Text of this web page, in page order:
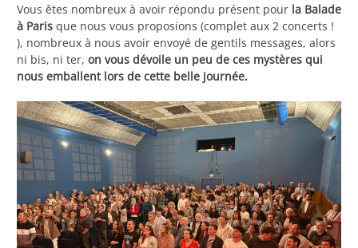
Vous êtes nombreux à avoir répondu présent pour la Balade
à Paris que nous vous proposions (complet aux 2 concerts !
), nombreux à nous avoir envoyé de gentils messages, alors
ni bis, ni ter, on vous dévoile un peu de ces mystères qui
nous emballent lors de cette belle journée.